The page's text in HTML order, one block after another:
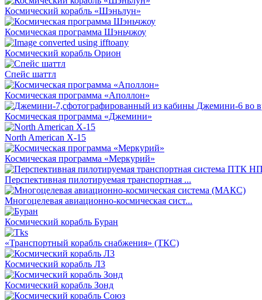
Космический корабль «Шэньлун»
Космическая программа Шэньчжоу
Космический корабль Орион
Спейс шаттл
Космическая программа «Аполлон»
Космическая программа «Джемини»
North American X-15
Космическая программа «Меркурий»
Перспективная пилотируемая транспортная ...
Многоцелевая авиационно-космическая сист...
Космический корабль Буран
«Транспортный корабль снабжения» (ТКС)
Космический корабль Л3
Космический корабль Зонд